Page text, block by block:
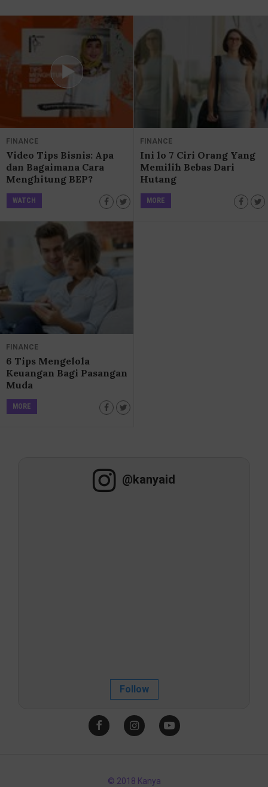
FINANCE
Video Tips Bisnis: Apa
dan Bagaimana Cara
Menghitung BEP?
WATCH
FINANCE
Ini lo 7 Ciri Orang Yang
Memilih Bebas Dari
Hutang
MORE
FINANCE
6 Tips Mengelola
Keuangan Bagi Pasangan
Muda
MORE
@kanyaid
Follow
© 2018 Kanya